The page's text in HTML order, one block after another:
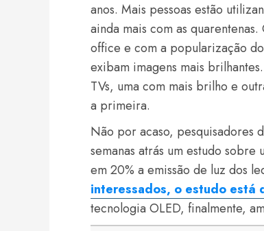
anos. Mais pessoas estão
ainda mais com as
office e com a popularização
exibam imagens mais
TVs, uma com mais brilho e
a primeira.
Não por acaso, pesquisadores
semanas atrás um estudo
em 20% a emissão de luz dos
interessados, o estudo está
tecnologia OLED, finalmente,